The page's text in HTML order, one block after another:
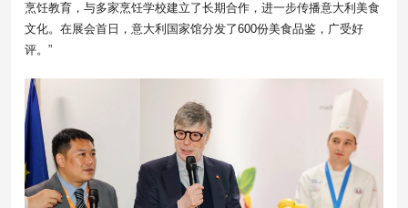
烹饪教育，与多家烹饪学校建立了长期合作，进一步传播意大利美食
文化。在展会首日，意大利国家馆分发了600份美食品鉴，广受好
评。”